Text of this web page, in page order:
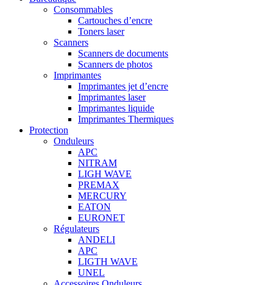
Consommables
Cartouches d’encre
Toners laser
Scanners
Scanners de documents
Scanners de photos
Imprimantes
Imprimantes jet d’encre
Imprimantes laser
Imprimantes liquide
Imprimantes Thermiques
Protection
Onduleurs
APC
NITRAM
LIGH WAVE
PREMAX
MERCURY
EATON
EURONET
Régulateurs
ANDELI
APC
LIGTH WAVE
UNEL